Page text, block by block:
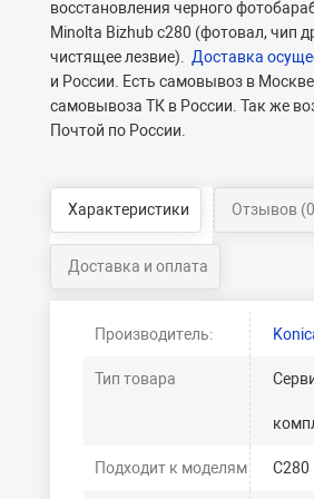
восстановления черного
Minolta Bizhub c280 (фотовал, чип
чистящее лезвие). Доставка
и России. Есть самовывоз в
самовывоза ТК в России. Так же
Почтой по России.
Характеристики Отзывов
Доставка и оплата
Производитель:
Тип товара
Подходит к моделям C280